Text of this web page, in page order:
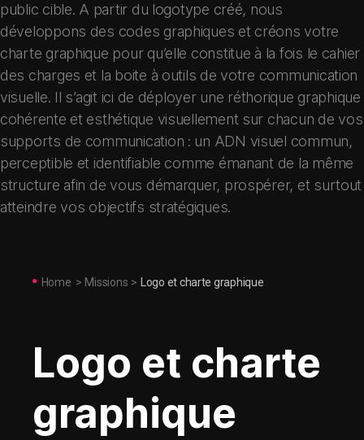
public cible. A partir du logotype créé, nous
développons des codes graphiques et créons votre
charte graphique pour qu’elle constitue à la fois le cahier
des charges et la boite à outils de votre communication
visuelle. Il s’agit ici de déployer une réthorique graphique
cohérente et esthétique visuellement sur chacun de vos
supports de communication : un ADN visuel commun,
perceptible et identifiable comme émanant de la même
structure afin de vous démarquer, prospérer, et surtout
atteindre vos objectifs stratégiques.
Home > Missions > Logo et charte graphique
Logo et charte
graphique